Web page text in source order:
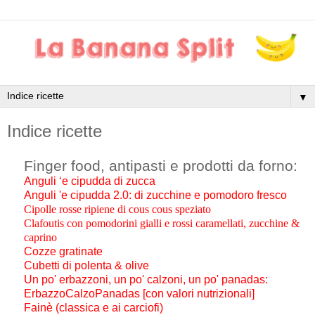
▼
Indice ricette
Finger food, antipasti e prodotti da forno:
Anguli ‘e cipudda di zucca
Anguli 'e cipudda 2.0: di zucchine e pomodoro fresco
Cipolle rosse ripiene di cous cous speziato
Clafoutis con pomodorini gialli e rossi caramellati, zucchine &
caprino
Cozze gratinate
Cubetti di polenta & olive
Un po' erbazzoni, un po' calzoni, un po' panadas:
ErbazzoCalzoPanadas [con valori nutrizionali]
Fainè (classica e ai carciofi)